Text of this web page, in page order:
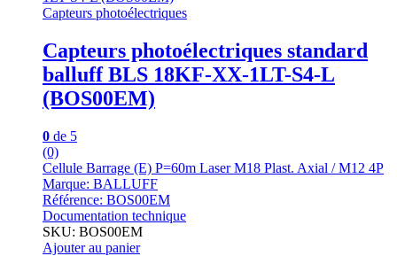
Capteurs photoélectriques
Capteurs photoélectriques standard
balluff BLS 18KF-XX-1LT-S4-L
(BOS00EM)
0 de 5
(0)
Cellule Barrage (E) P=60m Laser M18 Plast. Axial / M12 4P
Marque: BALLUFF
Référence: BOS00EM
Documentation technique
SKU: BOS00EM
Ajouter au panier